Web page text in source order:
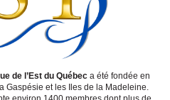
de l’Est du Québec a été fondée en
Gaspésie et les Iles de la Madeleine.